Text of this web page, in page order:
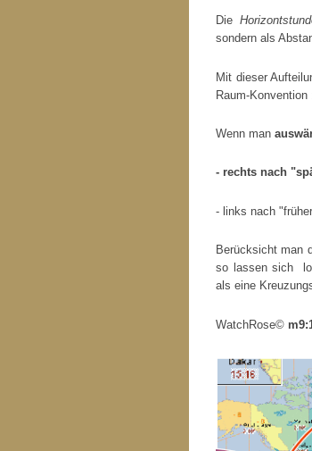
Die
sondern als
Mit dieser
Raum-Konvention
Wenn man
- rechts nach
- links nach
Berücksicht man
so lassen sich
als eine
WatchRose©